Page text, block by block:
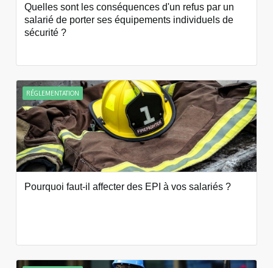
Quelles sont les conséquences d'un refus par un
salarié de porter ses équipements individuels de
sécurité ?
RÉGLEMENTATION
Pourquoi faut-il affecter des EPI à vos salariés ?